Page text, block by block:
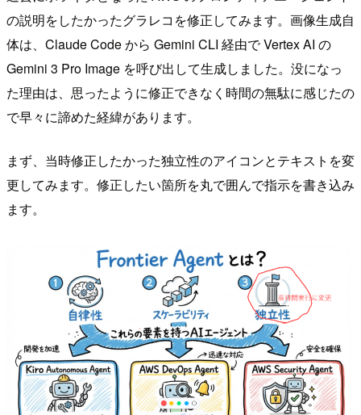
の説明をしたかったグラレコを修正してみます。画像生成自
体は、Claude Code から Gemini CLI 経由で Vertex AI の
Gemini 3 Pro Image を呼び出して生成しました。没になっ
た理由は、思ったように修正できなく時間の無駄に感じたの
で早々に諦めた経緯があります。
まず、当時修正したかった独立性のアイコンとテキストを変
更してみます。修正したい箇所を丸で囲んで指示を書き込み
ます。